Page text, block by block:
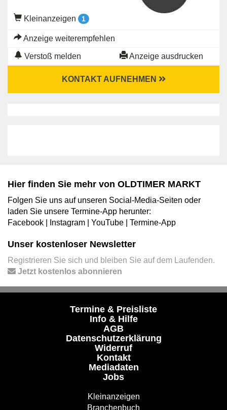
Kleinanzeigen 1
Anzeige weiterempfehlen
Verstoß melden Anzeige ausdrucken
KONTAKT AUFNEHMEN
Hier finden Sie mehr von OLDTIMER MARKT
Folgen Sie uns auf unseren Social-Media-Seiten oder
laden Sie unsere Termine-App herunter:
Facebook
Instagram YouTube Termine-App
Unser kostenloser Newsletter
Registrieren Sie sich und bleiben Sie auf dem Laufenden.
Jetzt kostenlos abonnieren
Termine & Preisliste
Info & Hilfe
AGB
Datenschutzerklärung
Widerruf
Kontakt
Mediadaten
Jobs
Kleinanzeigen
Branchenbuch